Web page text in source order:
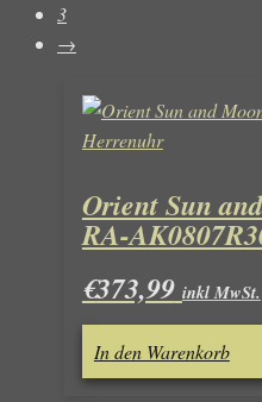
3
→
Orient Sun
RA-
€373,99 inkl MwSt.
In den Warenkorb